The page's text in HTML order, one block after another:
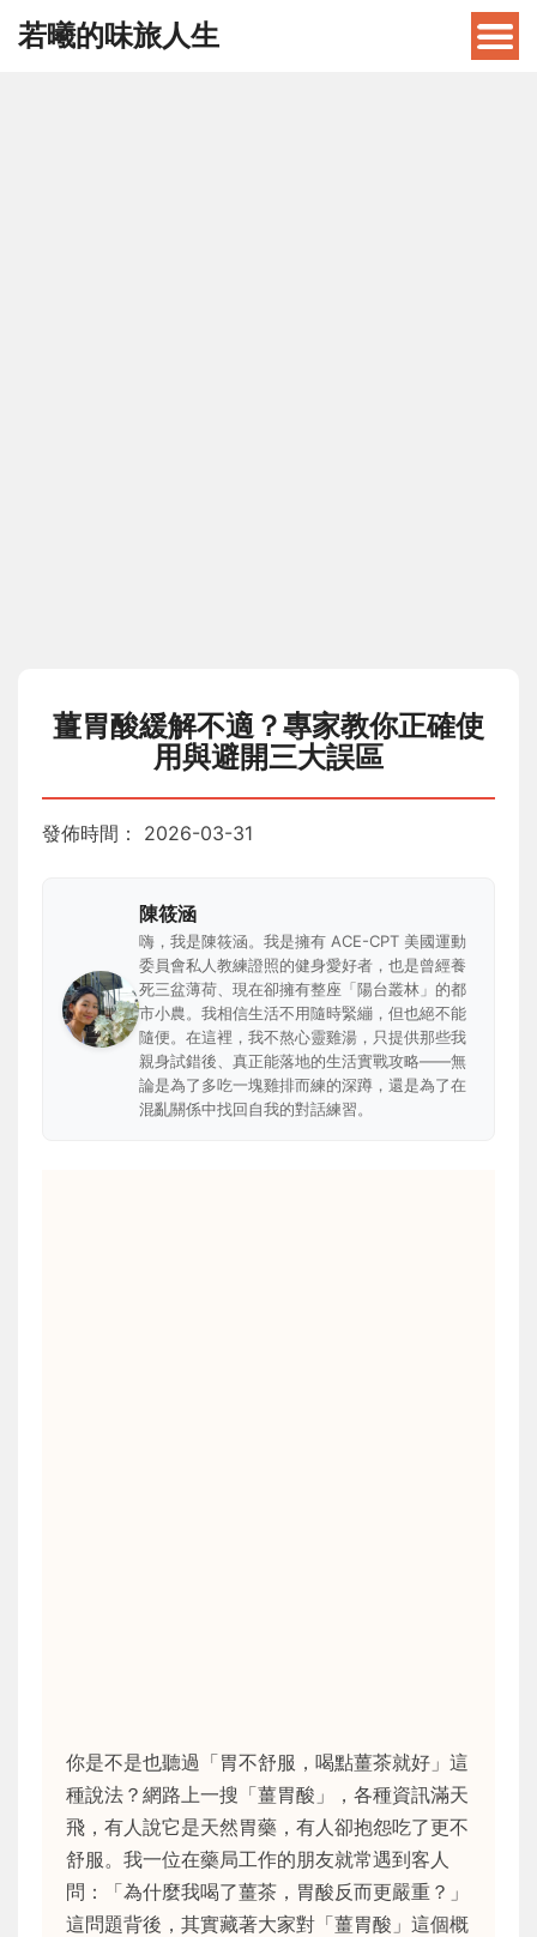
若曦的味旅人生
薑胃酸緩解不適？專家教你正確使
用與避開三大誤區
發佈時間： 2026-03-31
陳筱涵
嗨，我是陳筱涵。我是擁有 ACE-CPT 美國運動
委員會私人教練證照的健身愛好者，也是曾經養
死三盆薄荷、現在卻擁有整座「陽台叢林」的都
市小農。我相信生活不用隨時緊繃，但也絕不能
隨便。在這裡，我不熬心靈雞湯，只提供那些我
親身試錯後、真正能落地的生活實戰攻略——無
論是為了多吃一塊雞排而練的深蹲，還是為了在
混亂關係中找回自我的對話練習。
你是不是也聽過「胃不舒服，喝點薑茶就好」這
種說法？網路上一搜「薑胃酸」，各種資訊滿天
飛，有人說它是天然胃藥，有人卻抱怨吃了更不
舒服。我一位在藥局工作的朋友就常遇到客人
問：「為什麼我喝了薑茶，胃酸反而更嚴重？」
這問題背後，其實藏著大家對「薑胃酸」這個概